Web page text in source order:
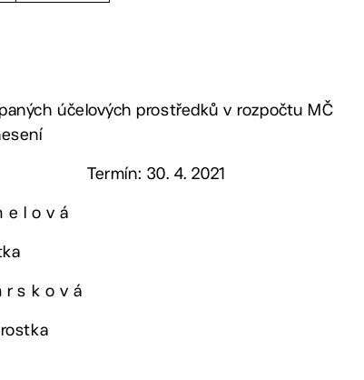
účelových prostředků v rozpočtu MČ
Termín: 30. 4. 2021
e l o v á
r s k o v á